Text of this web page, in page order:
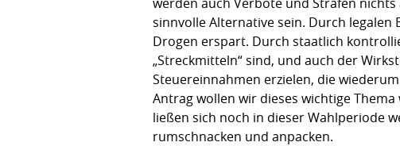
sinnvolle Alternative sein. Durch
Drogen erspart. Durch staatlich
„Streckmitteln“ sind, und auch der
Steuereinnahmen erzielen, die
Antrag wollen wir dieses wichtige
ließen sich noch in dieser Wahlperiode
rumschnacken und anpacken.